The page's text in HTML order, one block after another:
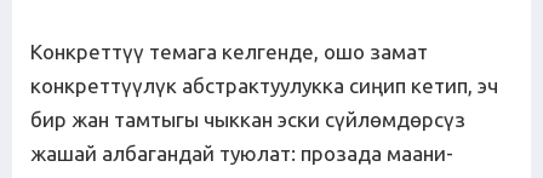
Конкреттүү темага келгенде, ошо замат
конкреттүүлүк абстрактуулукка сиңип кетип, эч
бир жан тамтыгы чыккан эски сүйлөмдөрсүз
жашай албагандай туюлат: прозада маани-